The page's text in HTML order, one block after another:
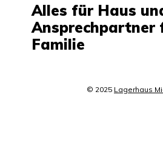
Alles für Haus
Ansprechpartner
Familie
© 2025 Lagerhaus